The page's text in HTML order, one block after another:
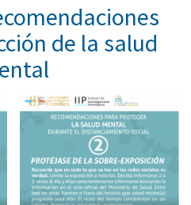
de la salud